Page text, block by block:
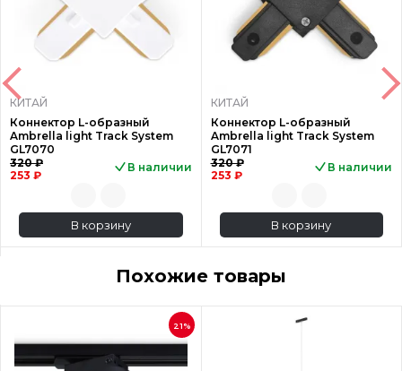
КИТАЙ
Коннектор L-образный
Ambrella light Track System
GL7070
320 ₽
253 ₽
В наличии
В корзину
КИТАЙ
Коннектор L-образный
Ambrella light Track System
GL7071
320 ₽
253 ₽
В наличии
В корзину
Похожие товары
21%